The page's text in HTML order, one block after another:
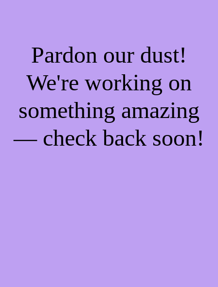
Pardon our dust!
We're working on
something amazing
— check back soon!